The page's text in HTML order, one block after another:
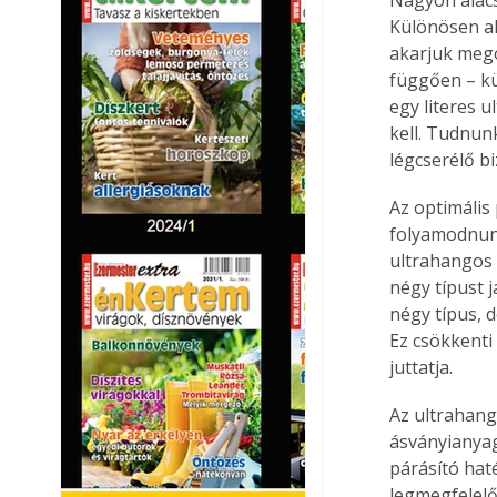
Különösen
akarjuk
függően –
egy literes
kell.
légcserélő
Az
ultrahangos
négy típust
négy típus,
Ez
juttatja.
Az
párásító